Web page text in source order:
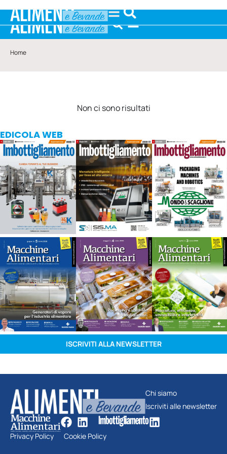
Home
Non ci sono risultati
EDICOLA WEB
ISCRIVITI ALLA NEWSLETTER
Chi siamo
Iscriviti alle newsletter
Privacy Policy Cookie Policy